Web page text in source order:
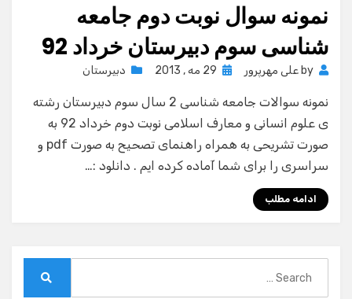
نمونه سوال نوبت دوم جامعه
شناسی سوم دبیرستان خرداد 92
by علی مهرپرور
Posted
29 مه , 2013 دبیرستان
نمونه سوالات جامعه شناسی 2 سال سوم دبیرستان رشته
ی علوم انسانی و معارف اسلامی نوبت دوم خرداد 92 به
صورت تشریحی به همراه راهنمای تصحیح به صورت pdf و
سراسری را برای شما آماده کرده ایم . دانلود :…
ادامه مطلب